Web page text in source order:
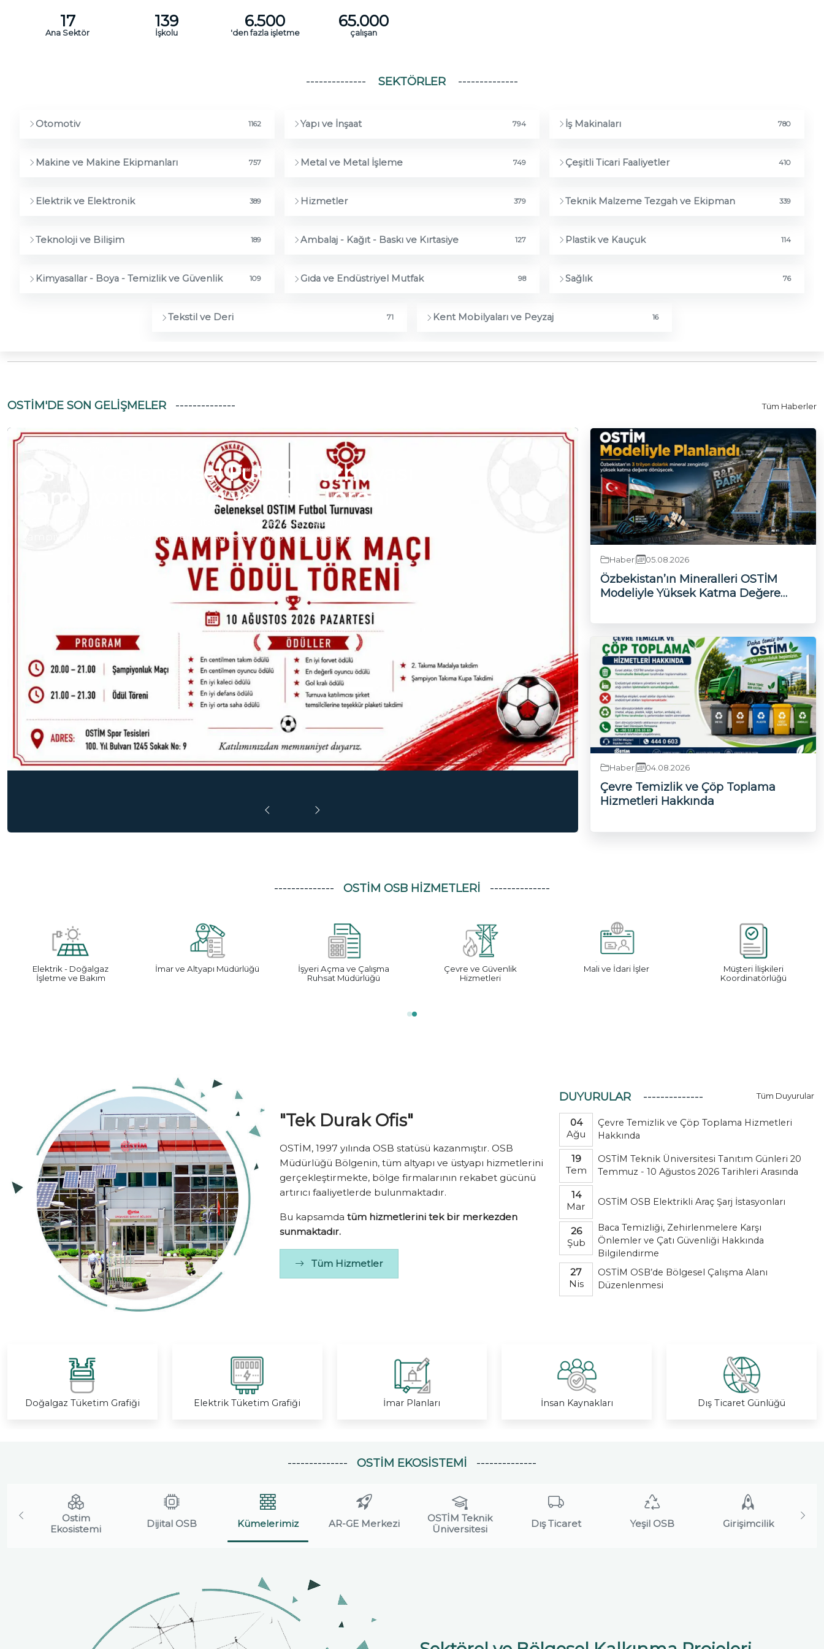
17
Ana Sektör
139
İşkolu
6.500
'den fazla işletme
65.000
çalışan
SEKTÖRLER
Otomotiv 1162 Yapı ve İnşaat 794 İş Makinaları 780
Makine ve Makine Ekipmanları 757 Metal ve Metal İşleme 749 Çeşitli Ticari Faaliyetler 410
Elektrik ve Elektronik 389 Hizmetler 379 Teknik Malzeme Tezgah ve Ekipman 339
Teknoloji ve Bilişim 189 Ambalaj - Kağıt - Baskı ve Kırtasiye 127 Plastik ve Kauçuk 114
Kimyasallar - Boya - Temizlik ve Güvenlik 109 Gıda ve Endüstriyel Mutfak 98 Sağlık 76
Tekstil ve Deri 71 Kent Mobilyaları ve Peyzaj 16
OSTİM'DE SON GELIŞMELER Tüm Haberler
OSTİM Geleneksel Futbol Turnuvası
Şampiyonluk Maçı ve Ödül Töreni
OSTİM Spor Kulübü Geleneksel Futbol Turnuvası 2026 sezonu,
şampiyonluk maçı ve ödül töreni 10 Ağustos 2026 Pazartesi günü
OSTİM Spor Kulübü tesislerinde.
Haber| 05.08.2026
Özbekistan’ın
Modeliyle Yüksek
Dönüşecek
Özbekistan’ın yaklaşık 3 trilyon dolarlık
katma değerli ürünlere dönüştürecek
OSTİM modeliyle planlandı.
Haber| 05.08.2026
Özbekistan’ın Mineralleri OSTİM
Modeliyle Yüksek Katma Değere
Haber| 04.08.2026
Çevre Temizlik ve Çöp Toplama
Hizmetleri Hakkında
OSTİM OSB HIZMETLERI
Elektrik - Doğalgaz
İşletme ve Bakım
İmar ve Altyapı Müdürlüğü
İşyeri Açma ve Çalışma
Ruhsat Müdürlüğü
Çevre ve Güvenlik
Hizmetleri
Mali ve İdari İşler
Müşteri İlişkileri
Koordinatörlüğü
"Tek Durak Ofis"
OSTİM, 1997 yılında OSB statüsü kazanmıştır. OSB
Müdürlüğü Bölgenin, tüm altyapı ve üstyapı hizmetlerini
gerçekleştirmekte, bölge firmalarının rekabet gücünü
artırıcı faaliyetlerde bulunmaktadır.
Bu kapsamda tüm hizmetlerini tek bir merkezden
sunmaktadır.
Tüm Hizmetler
DUYURULAR Tüm Duyurular
04
Ağu
Çevre Temizlik ve Çöp Toplama Hizmetleri
Hakkında
19
Tem
OSTİM Teknik Üniversitesi Tanıtım Günleri 20
Temmuz - 10 Ağustos 2026 Tarihleri Arasında
14
Mar
OSTİM OSB Elektrikli Araç Şarj İstasyonları
26
Şub
Baca Temizliği, Zehirlenmelere Karşı
Önlemler ve Çatı Güvenliği Hakkında
Bilgilendirme
27
Nis
OSTİM OSB’de Bölgesel Çalışma Alanı
Düzenlenmesi
Doğalgaz Tüketim Grafiği Elektrik Tüketim Grafiği İmar Planları İnsan Kaynakları Dış Ticaret Günlüğü
OSTİM EKOSISTEMI
Ostim
Ekosistemi
Dijital OSB Kümelerimiz AR-GE Merkezi
OSTİM Teknik
Üniversitesi
Dış Ticaret Yeşil OSB Girişimcilik